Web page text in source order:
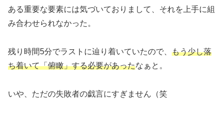
ある重要な要素には気づいておりまして、それを上手に組
み合わせられなかった。
残り時間5分でラストに辿り着いていたので、 もう少し落
ち着いて「俯瞰」する必要があったなぁと。
いや、ただの失敗者の戯言にすぎません（笑